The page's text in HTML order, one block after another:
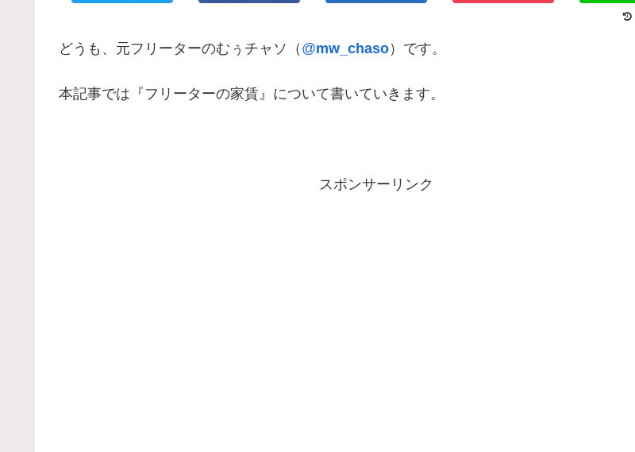
どうも、元フリーターのむぅチャソ（ @mw_chaso）です。
本記事では『フリーターの家賃』について書いていきます。
スポンサーリンク